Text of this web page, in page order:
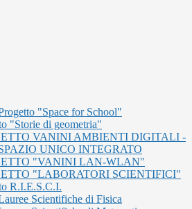
"Space for School"
"Storie di geometria"
VANINI AMBIENTI DIGITALI -
UNICO INTEGRATO
"VANINI LAN-WLAN"
"LABORATORI SCIENTIFICI"
R.I.E.S.C.I.
Scientifiche di Fisica